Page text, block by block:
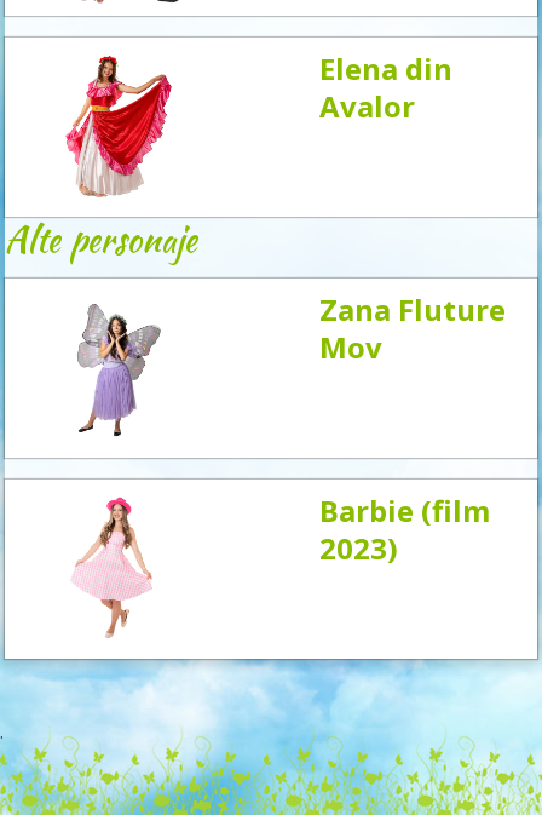
Elena din
Avalor
Alte personaje
Zana Fluture
Mov
Barbie (film
2023)